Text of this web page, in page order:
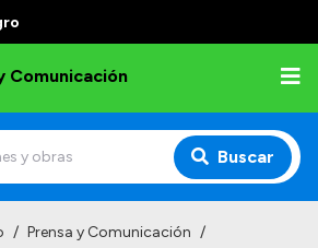
Comunicación
Buscar
/ Prensa y Comunicación /